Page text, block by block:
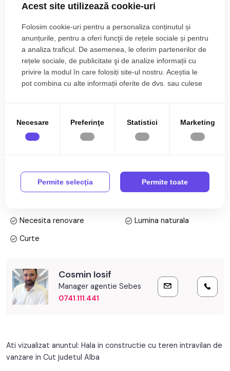
localitatea Cut, zona industriala a acesteia, la 2 km de
autostrada Arad-Sibiu.
Terenul pe care se afla constructia este intravilan si are
suprafata de 3629 mp cu deschidere la drumul asfaltat de 60
Suprafata halei este de 1000 mp si necesita renovare.
productie, reprezentanta utilaje, service auto.
Specificații
Necesita renovare
Lumina naturala
Curte
Cosmin Iosif
Manager agentie Sebes
0741.111.441
Ati vizualizat anuntul: Hala in constructie cu teren intravilan de
vanzare in Cut judetul Alba
Acest site utilizează cookie-uri
Folosim cookie-uri pentru a personaliza conținutul și
anunțurile, pentru a oferi funcţii de rețele sociale și pentru
a analiza traficul. De asemenea, le oferim partenerilor de
rețele sociale, de publicitate şi de analize informații cu
privire la modul în care folosiți site-ul nostru. Aceștia le
pot combina cu alte informații oferite de dvs. sau culese
Necesare Preferinţe Statistici Marketing
Permite selecţia Permite toate